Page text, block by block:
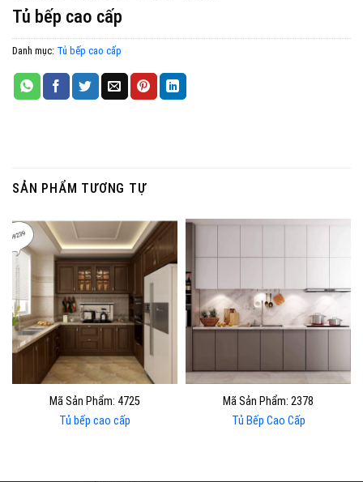
Tủ bếp cao cấp
Danh mục: Tủ bếp cao cấp
SẢN PHẨM TƯƠNG TỰ
Mã Sản Phẩm: 4725
Tủ bếp cao cấp
Mã Sản Phẩm: 2378
Tủ Bếp Cao Cấp